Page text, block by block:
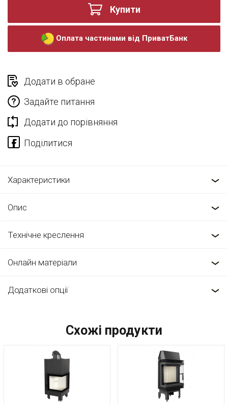
Купити
Оплата частинами від ПриватБанк
Додати в обране
Задайте питання
Додати до порівняння
Характеристики
Опис
Технічне креслення
Онлайн матеріали
Додаткові опції
Схожі продукти